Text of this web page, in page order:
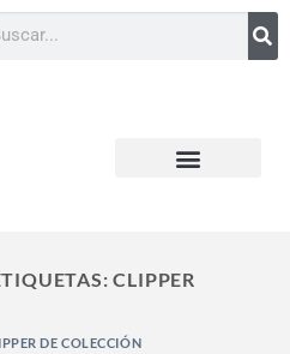
CLIPPER
DE COLECCIÓN